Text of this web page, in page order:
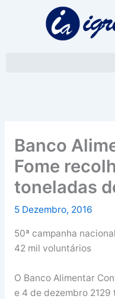
Banco
Fome
toneladas
5 Dezembro, 2016
50ª campanha
42 mil voluntários
O Banco Alimentar
e 4 de dezembro